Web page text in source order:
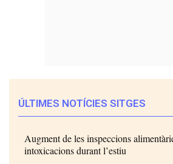
ÚLTIMES NOTÍCIES SITGES
Augment de les inspeccions
intoxicacions durant l’estiu